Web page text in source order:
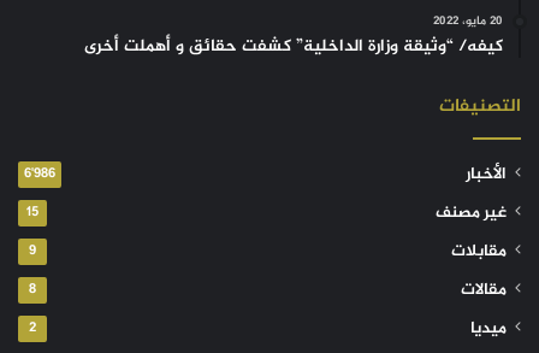
20 مايو، 2022
كيفه/ “وثيقة وزارة الداخلية” كشفت حقائق و أهملت أخرى
التصنيفات
الأخبار 6٬986
غير مصنف 15
مقابلات 9
مقالات 8
ميديا 2